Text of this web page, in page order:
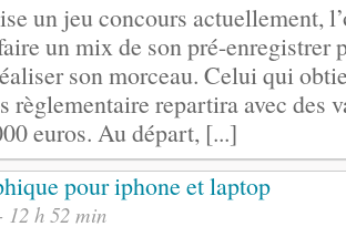
un jeu concours actuellement,
un mix de son pré-enregistrer
son morceau. Celui qui
règlementaire repartira avec des
euros. Au départ, [...]
pour iphone et laptop
12 h 52 min